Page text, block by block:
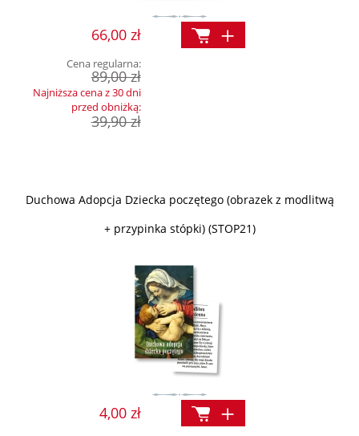
66,00 zł
Cena regularna:
89,00 zł
Najniższa cena z 30 dni
przed obniżką:
39,90 zł
Duchowa Adopcja Dziecka poczętego (obrazek z modlitwą
+ przypinka stópki) (STOP21)
4,00 zł